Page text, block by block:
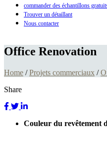
commander des échantillons
Trouver un détaillant
Nous contacter
Office Renovation
Home /Projets commerciaux /
Share
Couleur du revêtement